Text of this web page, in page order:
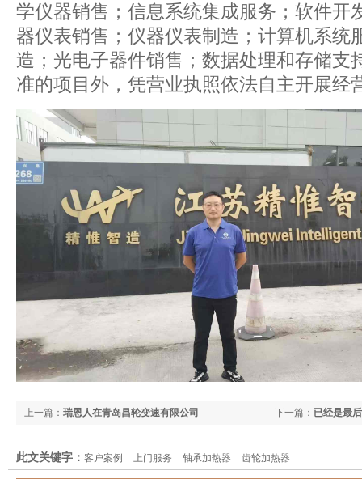
学仪器销售；信息系统集成服务；软件开
器仪表销售；仪器仪表制造；计算机系统
造；光电子器件销售；数据处理和存储支
准的项目外，凭营业执照依法自主开展经
下一篇： 已经是最
上一篇： 瑞恩人在青岛昌轮变速有限公司
此文关键字： 客户案例 上门服务 轴承加热器 齿轮加热器